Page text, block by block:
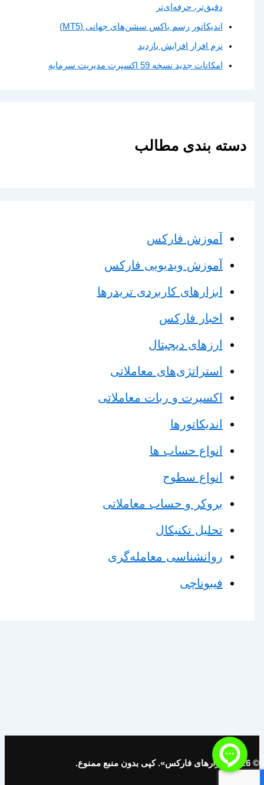
دقیق‌تر، حرفه‌ای‌تر
اندیکاتور رسم باکس سشن‌های جهانی (MT5)
نرم افزار افزایش بازدید
امکانات جدید نسخه 59 اکسپرت مدیریت سرمایه
دسته بندی مطالب
آموزش فارکس
آموزش ویدیویی فارکس
ابزارهای کاربردی تریدرها
اخبار فارکس
ارزهای دیجیتال
استراتژی‌های معاملاتی
اکسپرت و ربات معاملاتی
اندیکاتورها
انواع حساب ها
انواع سطوح
بروکر و حساب معاملاتی
تحلیل تکنیکال
روانشناسی معامله‌گری
فیبوناچی
© 2026 «ابزارهای فارکس». کپی بدون منبع ممنوع.